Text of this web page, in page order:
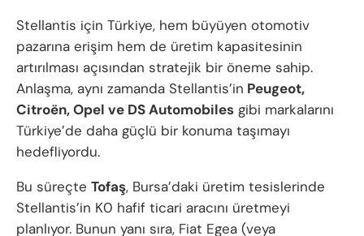
Stellantis için Türkiye, hem büyüyen otomotiv
pazarına erişim hem de üretim kapasitesinin
artırılması açısından stratejik bir öneme sahip.
Anlaşma, aynı zamanda Stellantis’in Peugeot,
Citroën, Opel ve DS Automobiles gibi markalarını
Türkiye’de daha güçlü bir konuma taşımayı
hedefliyordu.
Bu süreçte Tofaş, Bursa’daki üretim tesislerinde
Stellantis’in K0 hafif ticari aracını üretmeyi
planlıyor. Bunun yanı sıra, Fiat Egea (veya